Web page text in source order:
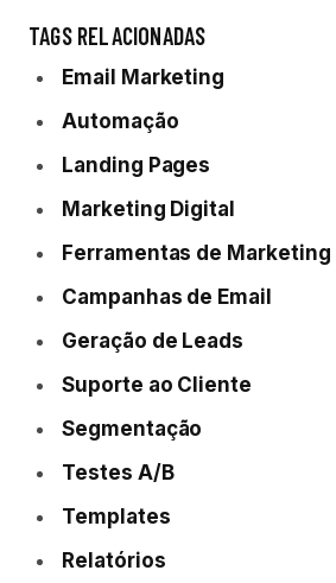
TAGS RELACIONADAS
Email Marketing
Automação
Landing Pages
Marketing Digital
Ferramentas de Marketing
Campanhas de Email
Geração de Leads
Suporte ao Cliente
Segmentação
Testes A/B
Templates
Relatórios